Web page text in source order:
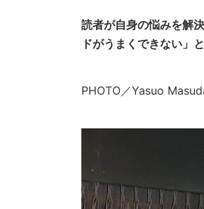
読者が自身の悩みを解
ドがうまくできない」
PHOTO／Yasuo